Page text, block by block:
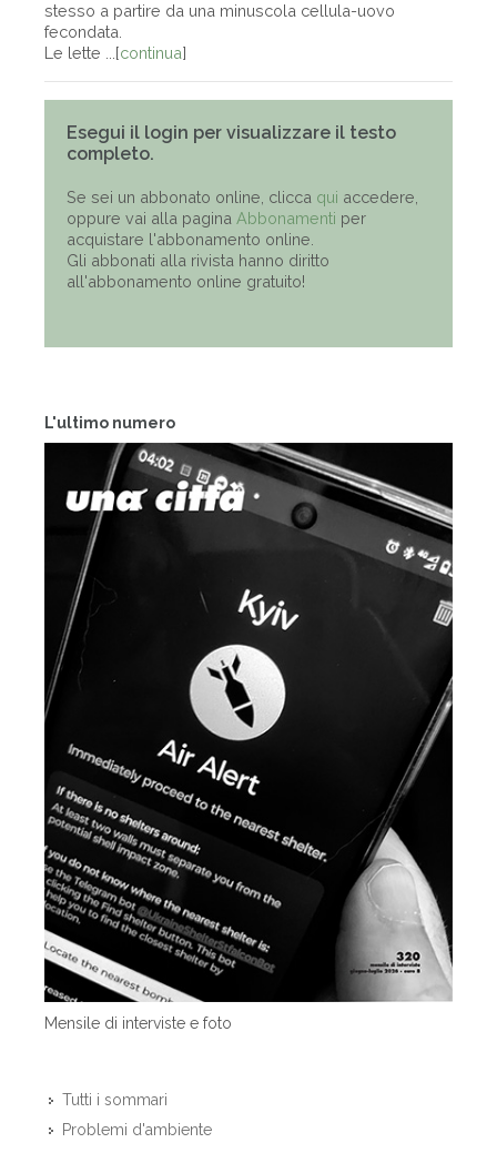
L'ultimo numero
Mensile di interviste e foto
Tutti i sommari
Problemi d'ambiente
stesso a partire da una minuscola cellula-uovo
fecondata.
Le lette ...[continua]
Esegui il login per visualizzare il testo
completo.
Se sei un abbonato online, clicca qui accedere,
oppure vai alla pagina Abbonamenti per
acquistare l'abbonamento online.
Gli abbonati alla rivista hanno diritto
all'abbonamento online gratuito!